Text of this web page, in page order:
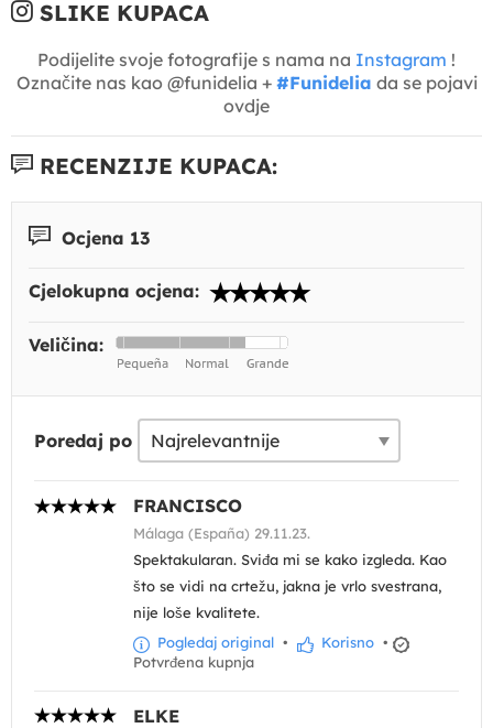
SLIKE KUPACA
Podijelite svoje fotografije s nama na Instagram !
Označite nas kao @funidelia + #Funidelia da se pojavi
ovdje
RECENZIJE KUPACA:
Ocjena 13
Cjelokupna ocjena:
Veličina:
Poredaj po
FRANCISCO
Málaga (España) 29.11.23.
Spektakularan. Sviđa mi se kako izgleda. Kao
što se vidi na crtežu, jakna je vrlo svestrana,
nije loše kvalitete.
Pogledaj original • Korisno •
Potvrđena kupnja
ELKE